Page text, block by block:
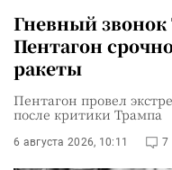
Гневный звонок
Пентагон
ракеты
Пентагон провел
после критики Трампа
6 августа 2026, 10:11 7